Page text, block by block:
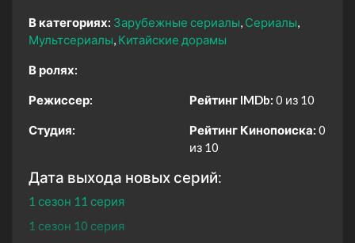
В категориях: Зарубежные сериалы Сериалы
Мультсериалы Китайские дорамы
В ролях:
Режиссер:
Студия:
Рейтинг IMDb: 0 из 10
Рейтинг Кинопоиска: 0
из 10
Дата выхода новых серий:
1 сезон 11 серия
1 сезон 10 серия